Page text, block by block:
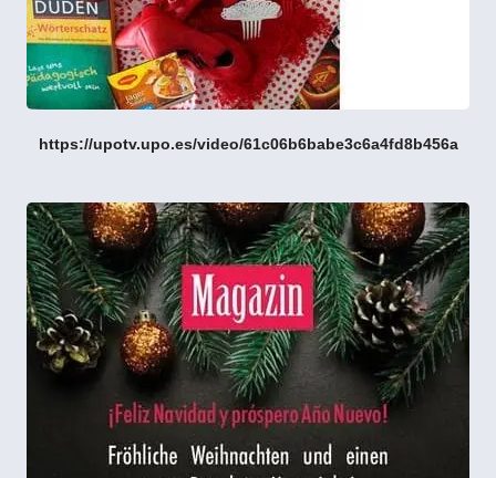
https://upotv.upo.es/video/61c06b6babe3c6a4fd8b456a